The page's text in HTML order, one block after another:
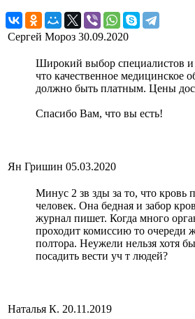
Сергей Мороз 30.09.2020
Широкий выбор специалистов и
что качественное медицинское
должно быть платным. Цены
Спасибо Вам, что вы есть!
Ян Гришин 05.03.2020
Минус 2 зв зды за то, что кровь
человек. Она бедная и забор
журнал пишет. Когда много
проходит комиссию то очереди
полтора. Неужели нельзя хотя
посадить вести уч т людей?
Наталья К. 20.11.2019